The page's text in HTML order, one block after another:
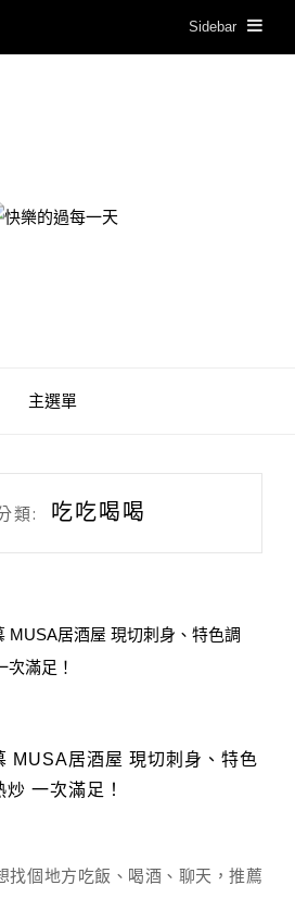
Sidebar
快樂的過每一天
主選單
類: 吃吃喝喝
MUSA居酒屋 現切刺身、特色
一次滿足！
找個地方吃飯、喝酒、聊天，推薦